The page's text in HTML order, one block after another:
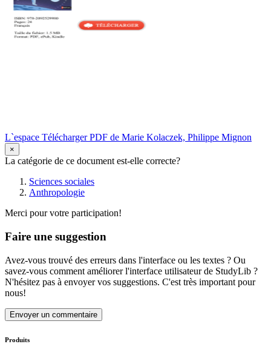
L`espace Télécharger PDF de Marie Kolaczek, Philippe Mignon
×
La catégorie de ce document est-elle correcte?
Sciences sociales
Anthropologie
Merci pour votre participation!
Faire une suggestion
Avez-vous trouvé des erreurs dans l'interface ou les textes ? Ou
savez-vous comment améliorer l'interface utilisateur de StudyLib ?
N'hésitez pas à envoyer vos suggestions. C'est très important pour
nous!
Envoyer un commentaire
Produits